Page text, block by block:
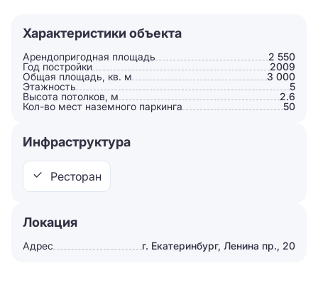
Характеристики объекта
Арендопригодная площадь
2 550
Год постройки
2009
Общая площадь, кв. м
3 000
Этажность
5
Высота потолков, м
2.6
Кол-во мест наземного паркинга
50
Инфраструктура
Ресторан
Локация
Адрес г. Екатеринбург, Ленина пр., 20